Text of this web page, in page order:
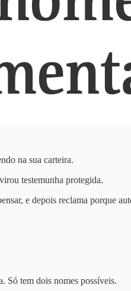
na sua carteira.
testemunha protegida.
e depois reclama porque
Só tem dois nomes possíveis.